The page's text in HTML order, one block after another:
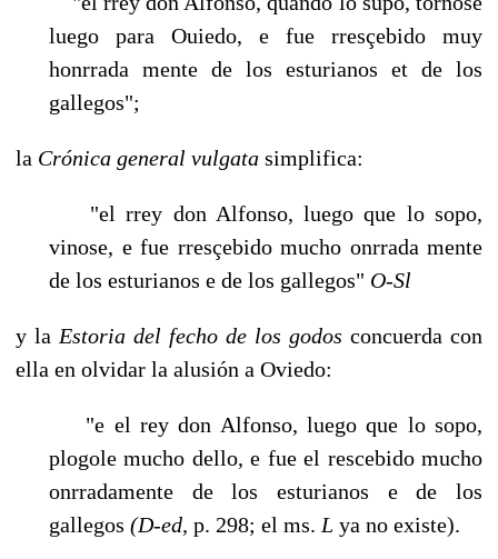
luego para Ouiedo, e fue rresçebido muy
honrrada mente de los esturianos et de los
gallegos";
la Crónica general vulgata simplifica:
"el rrey don Alfonso, luego que lo sopo,
vinose, e fue rresçebido mucho onrrada mente
de los esturianos e de los gallegos" O-Sl
y la Estoria del fecho de los godos concuerda con
ella en olvidar la alusión a Oviedo:
"e el rey don Alfonso, luego que lo sopo,
plogole mucho dello, e fue el rescebido mucho
onrradamente de los esturianos e de los
gallegos (D-ed, p. 298; el ms. L ya no existe).